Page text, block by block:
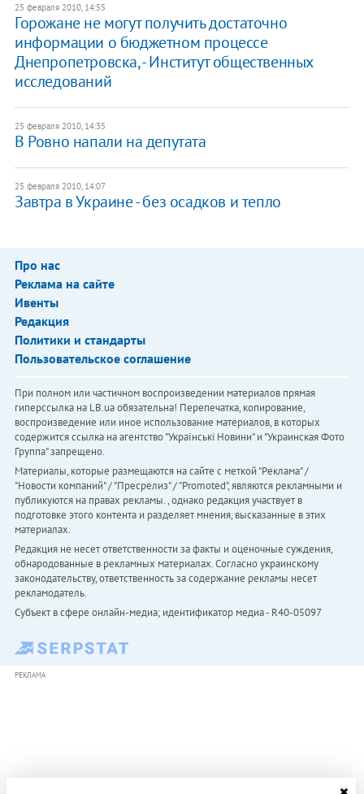
25 февраля 2010, 14:55
Горожане не могут получить достаточно
информации о бюджетном процессе
Днепропетровска, - Институт общественных
исследований
25 февраля 2010, 14:35
В Ровно напали на депутата
25 февраля 2010, 14:07
Завтра в Украине - без осадков и тепло
Про нас
Реклама на сайте
Ивенты
Редакция
Политики и стандарты
Пользовательское соглашение
При полном или частичном воспроизведении материалов прямая
гиперссылка на LB.ua обязательна! Перепечатка, копирование,
воспроизведение или иное использование материалов, в которых
содержится ссылка на агентство "Українськi Новини" и "Украинская Фото
Группа" запрещено.
Материалы, которые размещаются на сайте с меткой "Реклама" /
"Новости компаний" / "Пресрелиз" / "Promoted", являются рекламными и
публикуются на правах рекламы. , однако редакция участвует в
подготовке этого контента и разделяет мнения, высказанные в этих
материалах.
Редакция не несет ответственности за факты и оценочные суждения,
обнародованные в рекламных материалах. Согласно украинскому
законодательству, ответственность за содержание рекламы несет
рекламодатель.
Субъект в сфере онлайн-медиа; идентификатор медиа - R40-05097
РЕКЛАМА